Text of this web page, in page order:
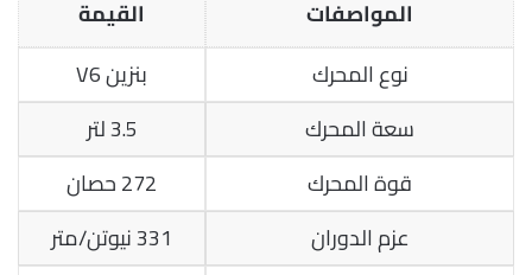
المواصفات القيمة
نوع المحرك
بنزين V6
سعة المحرك
3.5 لتر
قوة المحرك
272 حصان
عزم الدوران
331 نيوتن/متر